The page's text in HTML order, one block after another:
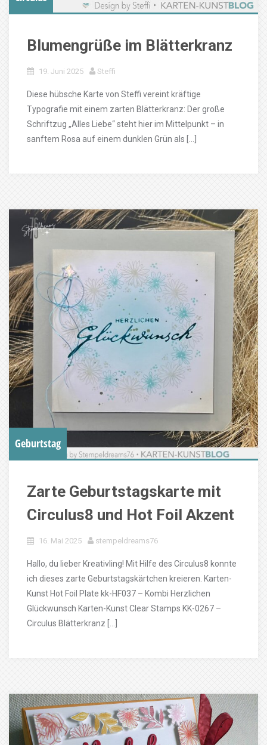
Blumengrüße im Blätterkranz
19. Juni 2025 Steffi
Diese hübsche Karte von Steffi vereint kräftige
Typografie mit einem zarten Blätterkranz: Der große
Schriftzug „Alles Liebe“ steht hier im Mittelpunkt – in
sanftem Rosa auf einem dunklen Grün als […]
Geburtstag
Zarte Geburtstagskarte mit
Circulus8 und Hot Foil Akzent
16. Mai 2025 stempeldreams76
Hallo, du lieber Kreativling! Mit Hilfe des Circulus8 konnte
ich dieses zarte Geburtstagskärtchen kreieren. Karten-
Kunst Hot Foil Plate kk-HF037 – Kombi Herzlichen
Glückwunsch Karten-Kunst Clear Stamps KK-0267 –
Circulus Blätterkranz […]